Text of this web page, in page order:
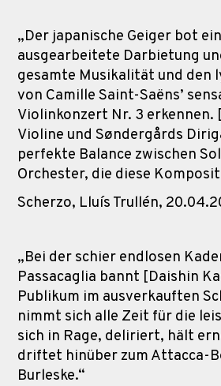
„Der japanische Geiger bot
ausgearbeitete Darbietung
gesamte Musikalität und den
von Camille Saint-Saëns’
Violinkonzert Nr. 3
Violine und Søndergårds
perfekte Balance zwischen
Orchester, die diese
Scherzo, Lluís Trullén,
„Bei der schier endlosen
Passacaglia bannt [Daishin
Publikum im ausverkauften
nimmt sich alle Zeit für die
sich in Rage, deliriert, hält
driftet hinüber zum Attacca-
Burleske.“